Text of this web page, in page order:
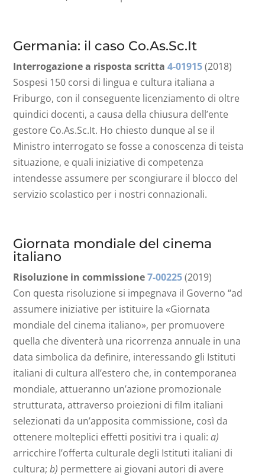
Germania: il caso Co.As.Sc.It
Interrogazione a risposta scritta4-01915(2018)
Sospesi 150 corsi di lingua e cultura italiana a
Friburgo, con il conseguente licenziamento di oltre
quindici docenti, a causa della chiusura dell’ente
gestore Co.As.Sc.It. Ho chiesto dunque al se il
Ministro interrogato se fosse a conoscenza di teista
situazione, e quali iniziative di competenza
intendesse assumere per scongiurare il blocco del
servizio scolastico per i nostri connazionali.
Giornata mondiale del cinema
italiano
Risoluzione in commissione7-00225 (2019)
Con questa risoluzione si impegnava il Governo “ad
assumere iniziative per istituire la «Giornata
mondiale del cinema italiano», per promuovere
quella che diventerà una ricorrenza annuale in una
data simbolica da definire, interessando gli Istituti
italiani di cultura all’estero che, in contemporanea
mondiale, attueranno un’azione promozionale
strutturata, attraverso proiezioni di film italiani
selezionati da un’apposita commissione, così da
ottenere molteplici effetti positivi tra i quali:a)
arricchire l’offerta culturale degli Istituti italiani di
cultura;b) permettere ai giovani autori di avere